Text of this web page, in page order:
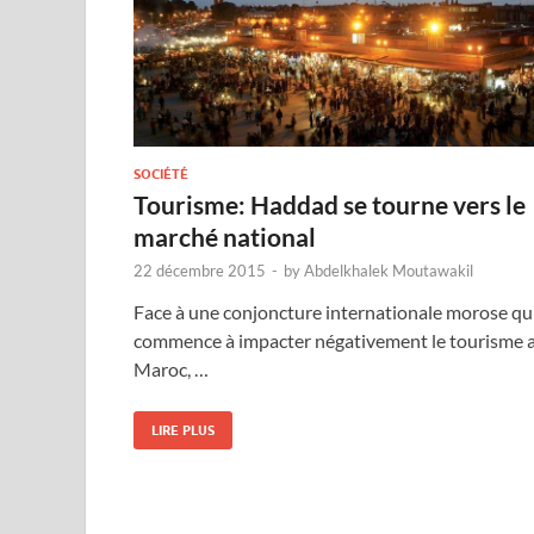
SOCIÉTÉ
Tourisme: Haddad se tourne vers le
marché national
22 décembre 2015 - byAbdelkhalek Moutawakil
Face à une conjoncture internationale morose
commence à impacter négativement le tourisme
Maroc, …
LIRE PLUS